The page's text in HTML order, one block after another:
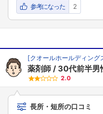
参考になった 2
[クオールホールディング
薬剤師 30代前半男
2.0
長所・短所の口コミ